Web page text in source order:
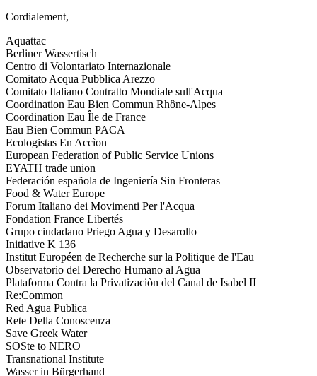
Cordialement,
Aquattac
Berliner Wassertisch
Centro di Volontariato Internazionale
Comitato Acqua Pubblica Arezzo
Comitato Italiano Contratto Mondiale sull'Acqua
Coordination Eau Bien Commun Rhône-Alpes
Coordination Eau Île de France
Eau Bien Commun PACA
Ecologistas En Accìon
European Federation of Public Service Unions
EYATH trade union
Federación española de Ingeniería Sin Fronteras
Food & Water Europe
Forum Italiano dei Movimenti Per l'Acqua
Fondation France Libertés
Grupo ciudadano Priego Agua y Desarollo
Initiative K 136
Institut Européen de Recherche sur la Politique de l'Eau
Observatorio del Derecho Humano al Agua
Plataforma Contra la Privatizaciòn del Canal de Isabel II
Re:Common
Red Agua Publica
Rete Della Conoscenza
Save Greek Water
SOSte to NERO
Transnational Institute
Wasser in Bürgerhand